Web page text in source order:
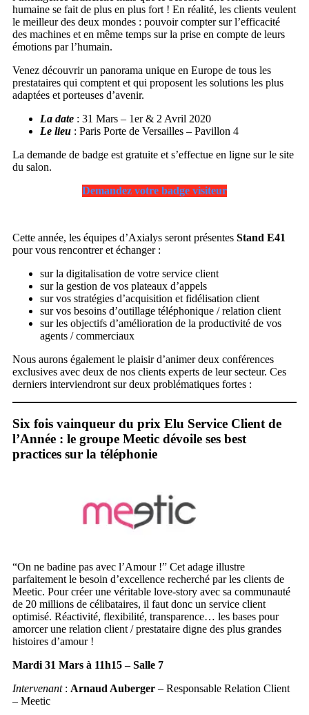
humaine se fait de plus en plus fort ! En réalité, les clients veulent
le meilleur des deux mondes : pouvoir compter sur l’efficacité
des machines et en même temps sur la prise en compte de leurs
émotions par l’humain.
Venez découvrir un panorama unique en Europe de tous les
prestataires qui comptent et qui proposent les solutions les plus
adaptées et porteuses d’avenir.
La date : 31 Mars – 1er & 2 Avril 2020
Le lieu : Paris Porte de Versailles – Pavillon 4
La demande de badge est gratuite et s’effectue en ligne sur le site
du salon.
Demandez votre badge visiteur
Cette année, les équipes d’Axialys seront présentes Stand E41
pour vous rencontrer et échanger :
sur la digitalisation de votre service client
sur la gestion de vos plateaux d’appels
sur vos stratégies d’acquisition et fidélisation client
sur vos besoins d’outillage téléphonique / relation client
sur les objectifs d’amélioration de la productivité de vos
agents / commerciaux
Nous aurons également le plaisir d’animer deux conférences
exclusives avec deux de nos clients experts de leur secteur. Ces
derniers interviendront sur deux problématiques fortes :
Six fois vainqueur du prix Elu Service Client de
l’Année : le groupe Meetic dévoile ses best
practices sur la téléphonie
“On ne badine pas avec l’Amour !” Cet adage illustre
parfaitement le besoin d’excellence recherché par les clients de
Meetic. Pour créer une véritable love-story avec sa communauté
de 20 millions de célibataires, il faut donc un service client
optimisé. Réactivité, flexibilité, transparence… les bases pour
amorcer une relation client / prestataire digne des plus grandes
histoires d’amour !
Mardi 31 Mars à 11h15 – Salle 7
Intervenant: Arnaud Auberger – Responsable Relation Client
– Meetic